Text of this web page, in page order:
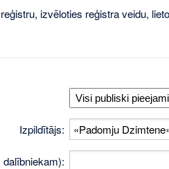
izvēloties reģistra veidu,
Izpildītājs: